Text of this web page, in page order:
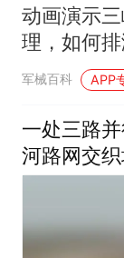
动画演示
理，如何
发电？ #科
军械百科 APP
一处三路
河路网交